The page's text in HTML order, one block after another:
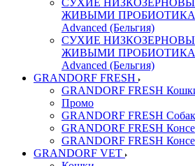
СУХИЕ
ЖИВЫМИ
Advanced (Бельгия)
СУХИЕ
ЖИВЫМИ
Advanced (Бельгия)
GRANDORF FRESH
GRANDORF FRESH
Промо
GRANDORF FRESH
GRANDORF FRESH
GRANDORF FRESH
GRANDORF VET